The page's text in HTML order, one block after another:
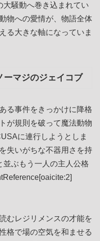
大騒動へ巻き込まれてい
物への愛情が、物語全体
る大きな軸になっていま
ーマジのジェイコブ
る事件をきっかけに降格
が規則を破って魔法動物
に連行しようとしま
失いがちな不器用さを持
並ぶもう一人の主人公格
むレジリメンスの才能を
格で場の空気を和ませる